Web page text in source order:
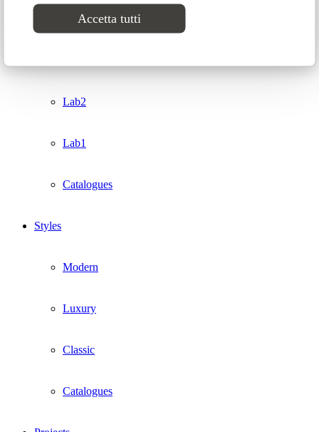
Accetta tutti
Sweet dreams
Lab2
Lab1
Catalogues
Styles
Modern
Luxury
Classic
Catalogues